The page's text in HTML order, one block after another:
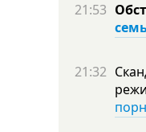
21:53
21:32